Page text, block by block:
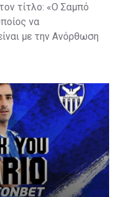
τίτλο: «Ο Σαμπό
να
με την Ανόρθωση